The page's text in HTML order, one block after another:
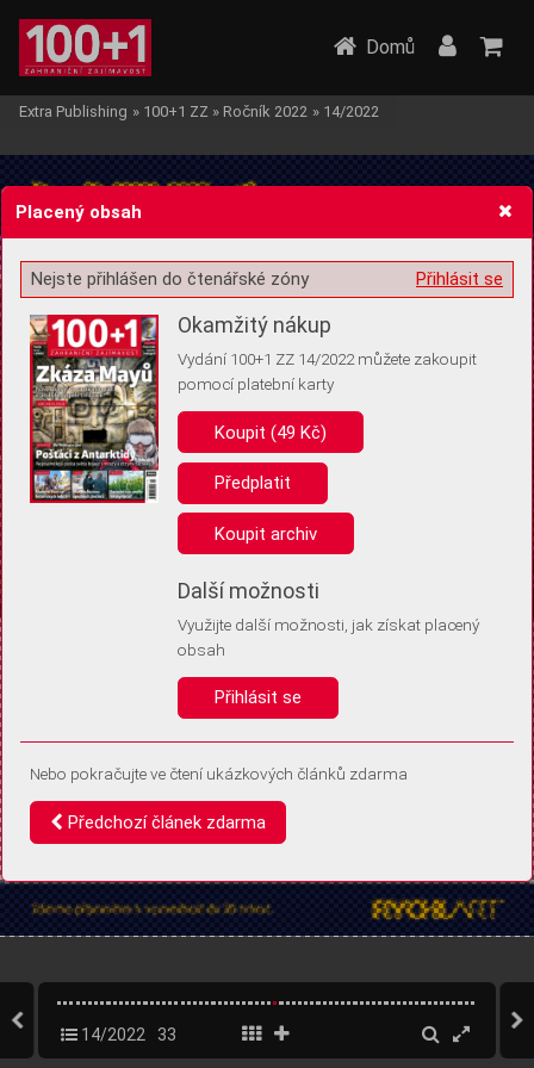
Žádost o souhlas s ukládáním volitelných informací
Pro základní fungování webu nepotřebujeme ukládat žádné informace
(tzv. cookies apod.). Rádi bychom vás ale požádali o souhlas s
uložením volitelných informací:
Anonymní unikátní ID
Díky němu příště poznáme, že se jedná o stejné zařízení, a
Identifikátor je zcela anonymní.
Vaše souhlasy a odmítnutí si ukládáme do vašeho zařízení, abychom se
vás už příště znovu neptali. Můžete je kdykoli později upravit ve Správě
Domů
Extra Publishing » 100+1 ZZ » Ročník 2022 » 14/2022
14/2022 33
Placený obsah
Přihlásit se
Nejste přihlášen do čtenářské zóny
Okamžitý nákup
Vydání 100+1 ZZ 14/2022 můžete zakoupit
pomocí platební karty
Koupit (49 Kč)
Předplatit
Koupit archiv
Další možnosti
Využijte další možnosti, jak získat placený
obsah
Přihlásit se
Nebo pokračujte ve čtení ukázkových článků zdarma
Předchozí článek zdarma